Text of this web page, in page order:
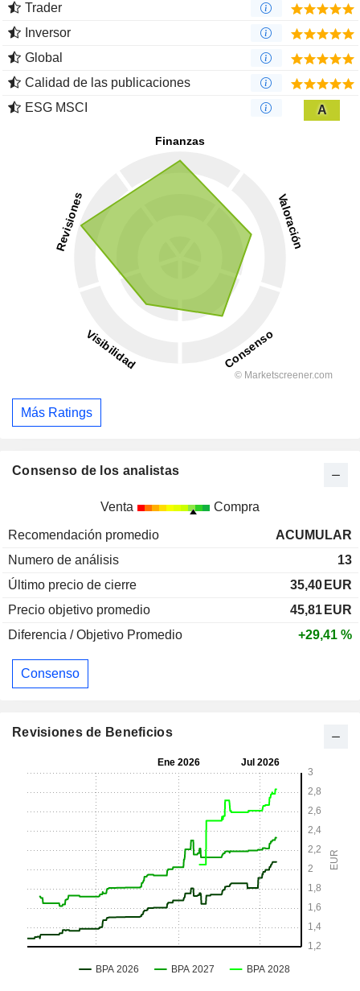
Trader
Inversor
Global
Calidad de las publicaciones
ESG MSCI
A
Más Ratings
Consenso de los analistas
Venta Compra
Recomendación promedio
ACUMULAR
Numero de análisis
13
Último precio de cierre
35,40 EUR
Precio objetivo promedio
45,81 EUR
Diferencia / Objetivo Promedio
+29,41 %
Consenso
Revisiones de Beneficios